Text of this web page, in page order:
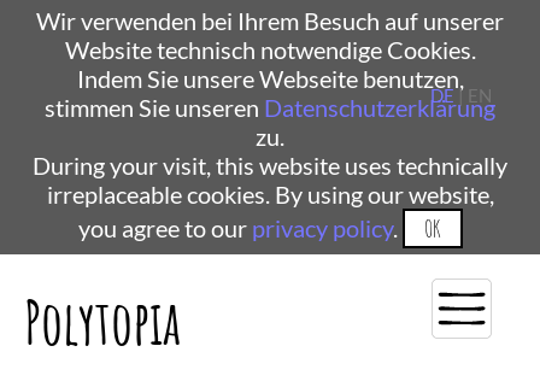
Wir verwenden bei Ihrem Besuch auf unserer
Website technisch notwendige Cookies.
Indem Sie unsere Webseite benutzen,
stimmen Sie unseren Datenschutzerklärung
zu.
During your visit, this website uses technically
irreplaceable cookies. By using our website,
you agree to our privacy policy. OK
Polytopia
DE| EN